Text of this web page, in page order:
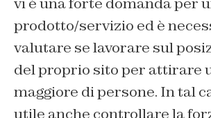
prodotto/servizio ed è
valutare se lavorare sul
del proprio sito per attirare
maggiore di persone. In tal
utile anche controllare la